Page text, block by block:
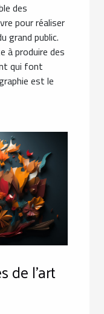
des
pour réaliser
grand public.
à produire des
qui font
est le
de l'art